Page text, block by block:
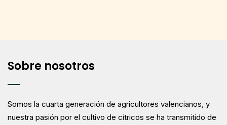
Sobre nosotros
Somos la cuarta generación de agricultores valencianos, y
nuestra pasión por el cultivo de cítricos se ha transmitido de